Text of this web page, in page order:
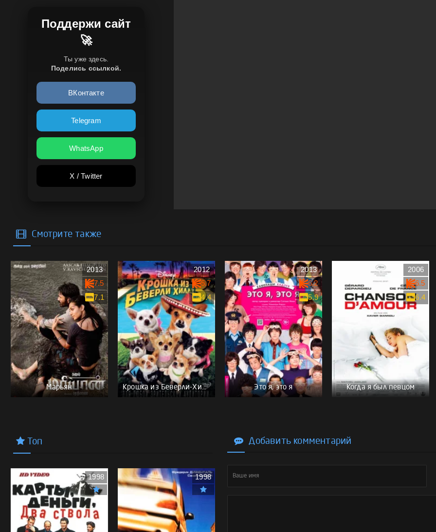
Поддержи сайт
🚀
Ты уже здесь.
Поделись ссылкой.
ВКонтакте
Telegram
WhatsApp
X / Twitter
Смотрите также
Марьян
2013
7.5
7.1
Крошка из Беверли-Хиллз 3
2012
5.7
4.4
Это я, это я
2013
6.2
5.9
Когда я был певцом
2006
6.5
6.4
Топ
1998 1998
Добавить комментарий